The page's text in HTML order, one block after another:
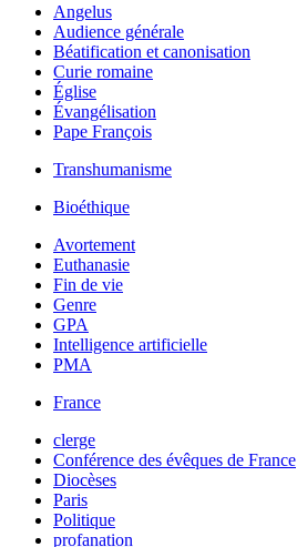
Angelus
Audience générale
Béatification et canonisation
Curie romaine
Église
Évangélisation
Pape François
Transhumanisme
Bioéthique
Avortement
Euthanasie
Fin de vie
Genre
GPA
Intelligence artificielle
PMA
France
clerge
Conférence des évêques de France
Diocèses
Paris
Politique
profanation